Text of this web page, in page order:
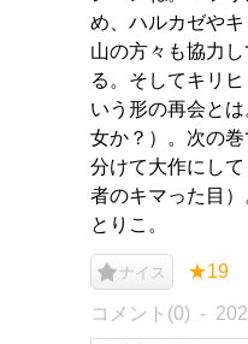
め、ハルカゼや
山の方々も協力
る。そしてキリ
いう形の再会と
女か？）。次の
分けて大作にし
者のキマった目
とりこ。
ナイス ★19
コメント(0)